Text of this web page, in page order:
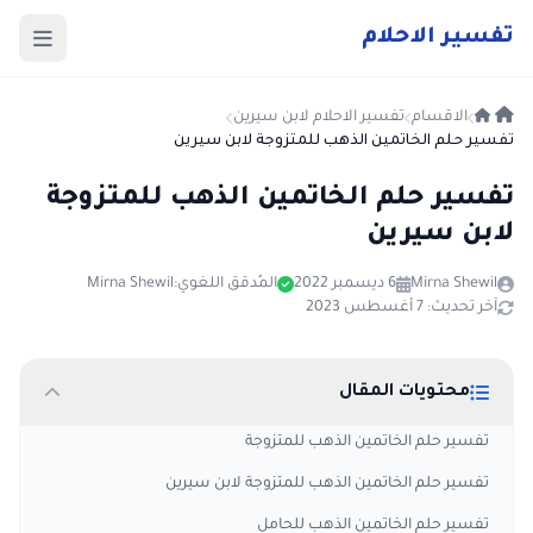
تفسير الاحلام
الاقسام تفسير الاحلام لابن سيرين
تفسير حلم الخاتمين الذهب للمتزوجة لابن سيرين
تفسير حلم الخاتمين الذهب للمتزوجة
لابن سيرين
Mirna Shewil 6 ديسمبر 2022 المُدقق اللغوي:Mirna Shewil
آخر تحديث: 7 أغسطس 2023
محتويات المقال
تفسير حلم الخاتمين الذهب للمتزوجة
تفسير حلم الخاتمين الذهب للمتزوجة لابن سيرين
تفسير حلم الخاتمين الذهب للحامل